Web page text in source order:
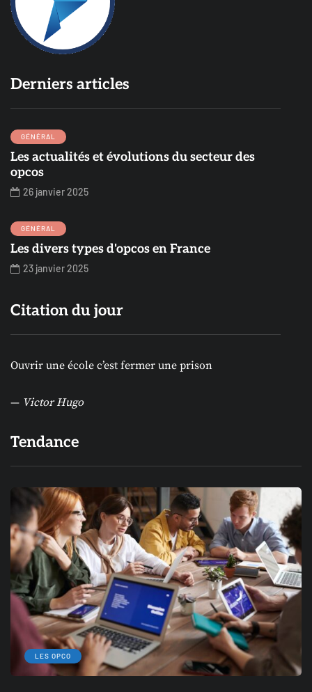
Derniers articles
GÉNÉRAL
Les actualités et évolutions du secteur des
opcos
26 janvier 2025
GÉNÉRAL
Les divers types d'opcos en France
23 janvier 2025
Citation du jour
Ouvrir une école c’est fermer une prison
— Victor Hugo
Tendance
LES OPCO